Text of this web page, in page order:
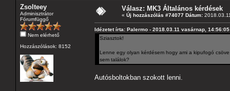
Zsolteey
Adminisztrátor
Fórumfüggő
Nem elérhető
Hozzászólások: 8152
Válasz: MK3 Általános kérdések
« Új hozzászólás #74077 Dátum:
Idézetet írta: Palermo - 2018.03.11 vasárnap, 14:56:05
Sziasztok!
Lenne egy olyan kérdésem hogy ami a kipufogó
sem találok?
Autósboltokban szokott lenni.